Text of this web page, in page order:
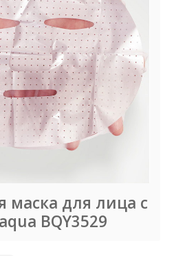
для лица с
BQY3529